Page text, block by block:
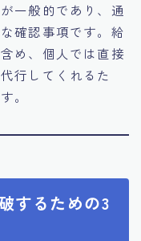
一般的であり、通
確認事項です。給
め、個人では直接
行してくれるた
。
するための3